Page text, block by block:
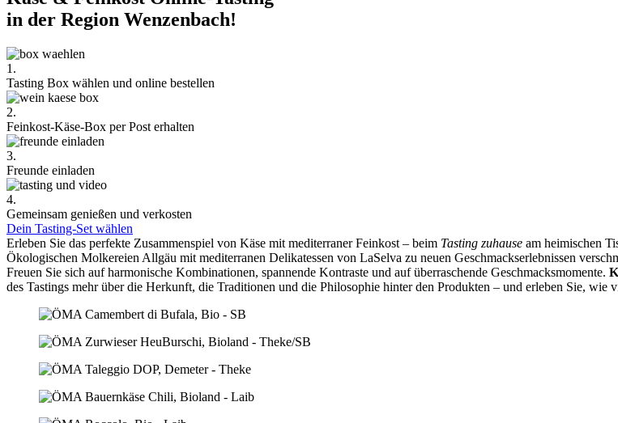
in der Region Wenzenbach!
1.
Tasting Box wählen und online bestellen
2.
Feinkost-Käse-Box per Post erhalten
3.
Freunde einladen
4.
Gemeinsam genießen und verkosten
Dein Tasting-Set wählen
Erleben Sie das perfekte Zusammenspiel von Käse mit mediterraner Feinkost – beim Tasting zuhause am heimischen
Ökologischen Molkereien Allgäu mit mediterranen Delikatessen von LaSelva zu neuen Geschmackserlebnissen
Freuen Sie sich auf harmonische Kombinationen, spannende Kontraste und auf überraschende Geschmacksmomente.
des Tastings mehr über die Herkunft, die Traditionen und die Philosophie hinter den Produkten – und erleben Sie, wie